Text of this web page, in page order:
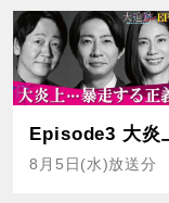
Episode3 大炎
8月5日(水)放送分